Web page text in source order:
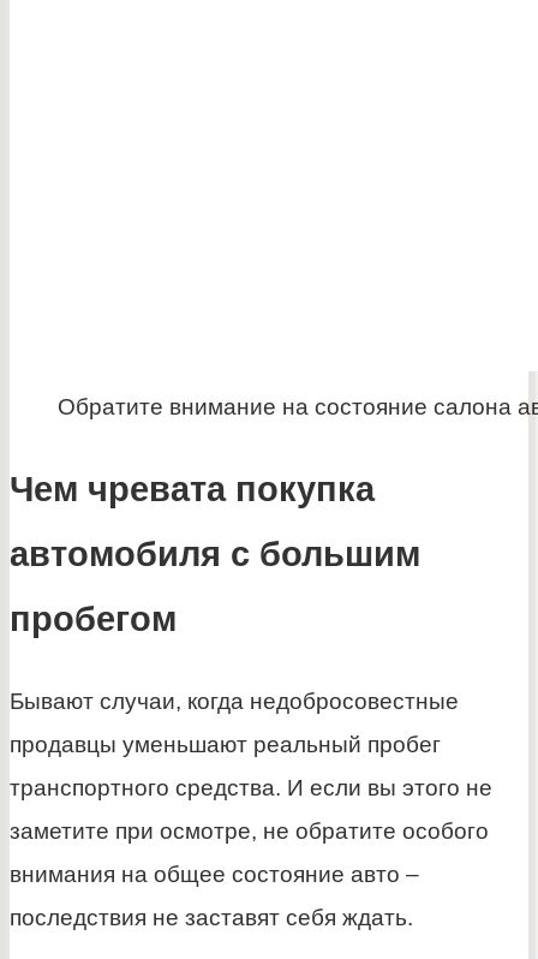
Обратите внимание на состояние салона
Чем чревата покупка
автомобиля с большим
пробегом
Бывают случаи, когда недобросовестные
продавцы уменьшают реальный пробег
транспортного средства. И если вы этого не
заметите при осмотре, не обратите особого
внимания на общее состояние авто –
последствия не заставят себя ждать.